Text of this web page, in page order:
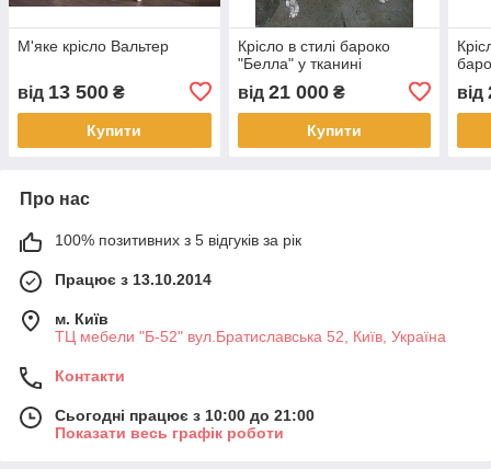
М'яке крісло Вальтер
від 13 500 ₴
Купити
Крісло в стилі бароко
"Белла" у тканині
від 21 000₴
Купити
від
Про нас
100% позитивних з 5 відгуків за рік
Працює з 13.10.2014
м. Київ
ТЦ мебели "Б-52" вул.Братиславська 52, Київ, Україна
Контакти
Сьогодні працює з 10:00 до 21:00
Показати весь графік роботи